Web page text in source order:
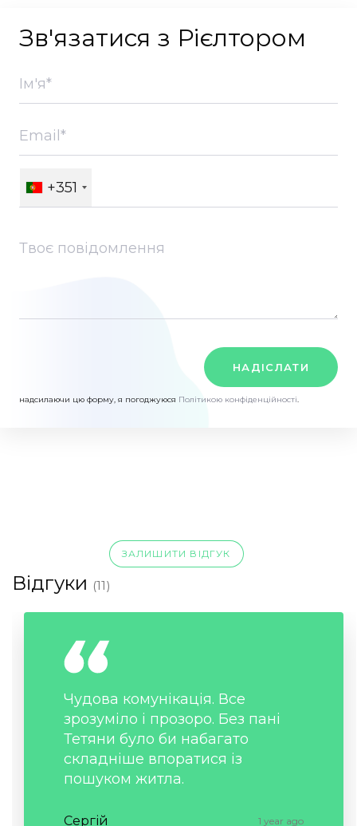
Зв'язатися з Рієлтором
+351
НАДІСЛАТИ
надсилаючи цю форму, я погоджуюся Політикою конфіденційності.
ЗАЛИШИТИ ВІДГУК
Відгуки (11)
Чудова комунікація. Все
зрозуміло і прозоро. Без пані
Тетяни було би набагато
складніше впоратися із
пошуком житла.
Сергій 1 year ago